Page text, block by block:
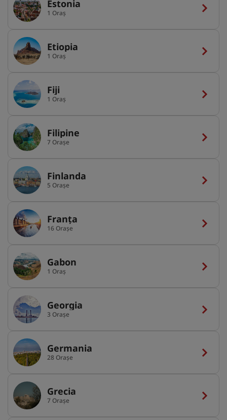
Estonia
1 Oraș
Etiopia
1 Oraș
Fiji
1 Oraș
Filipine
7 Orașe
Finlanda
5 Orașe
Franța
16 Orașe
Gabon
1 Oraș
Georgia
3 Orașe
Germania
28 Orașe
Grecia
7 Orașe